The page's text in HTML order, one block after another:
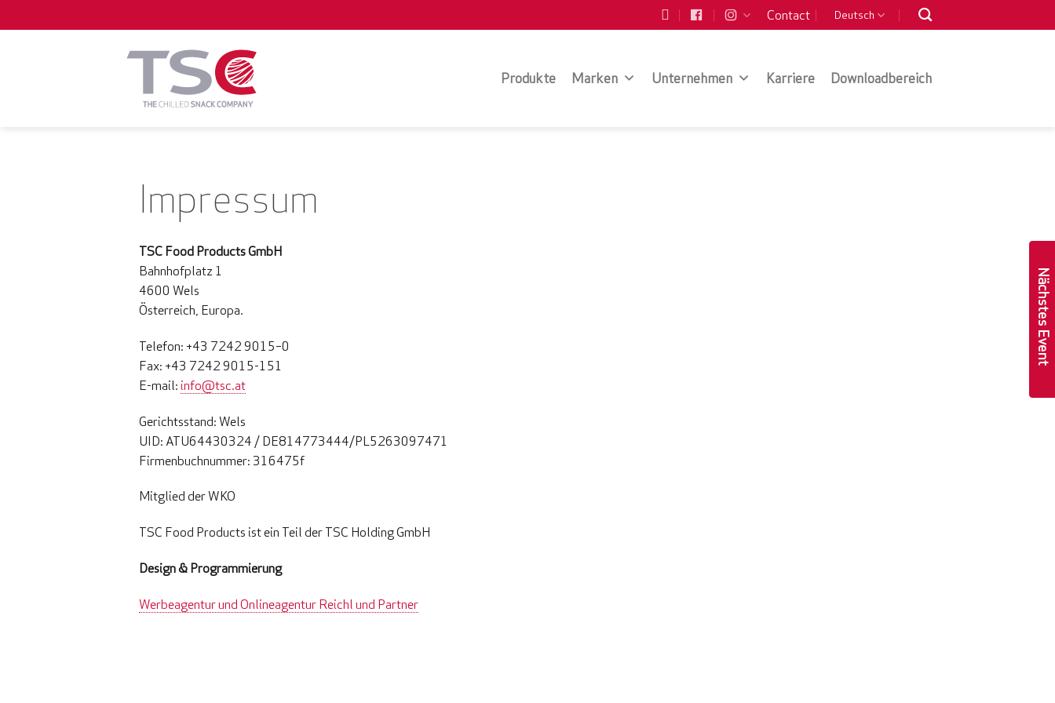
Inhalt
Contact Deutsch
Produkte Marken Unternehmen Karriere Downloadbereich
Impressum
TSC Food Products GmbH
Bahnhofplatz 1
4600 Wels
Österreich, Europa.
Telefon: +43 7242 9015–0
Fax: +43 7242 9015-151
E-mail: info@tsc.at
Gerichtsstand: Wels
UID: ATU64430324 / DE814773444/PL5263097471
Firmenbuchnummer: 316475f
Mitglied der WKO
TSC Food Products ist ein Teil der TSC Holding GmbH
Design & Programmierung
Werbeagentur und Onlineagentur Reichl und Partner
Nächstes Event